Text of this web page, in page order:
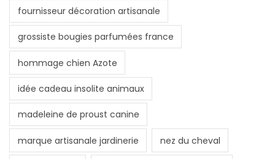
fournisseur décoration artisanale
grossiste bougies parfumées france
hommage chien Azote
idée cadeau insolite animaux
madeleine de proust canine
marque artisanale jardinerie nez du cheval